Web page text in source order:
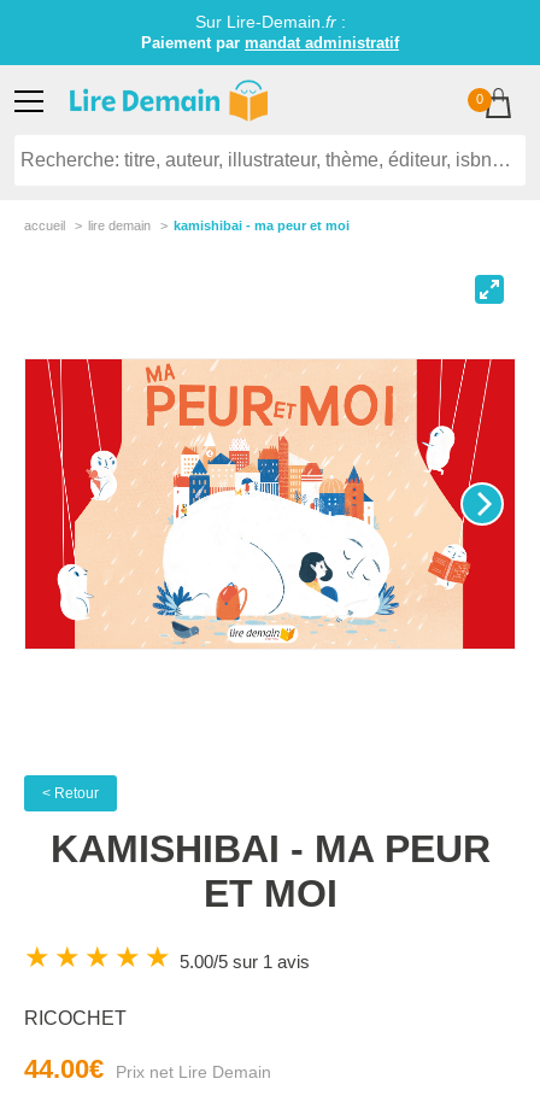
Sur Lire-Demain. fr:
Paiement par mandat administratif
0
accueil lire demain kamishibai - ma peur et moi
< Retour
KAMISHIBAI - MA PEUR
ET MOI
★ ★ ★ ★ ★ 5.00/5 sur 1 avis
RICOCHET
44.00€